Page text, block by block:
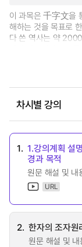
이 과목은 千字文을
해하는 것을 목표로
다 쓴 역사는 약
에 융화시키면서 독
차시별 강의
1. 1.강의계획 설
경과 목적
원문 해설 및 내
URL
2. 한자의 조자
원문 해설 및 내